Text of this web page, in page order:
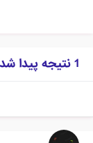
1 نتیجه پیدا شد